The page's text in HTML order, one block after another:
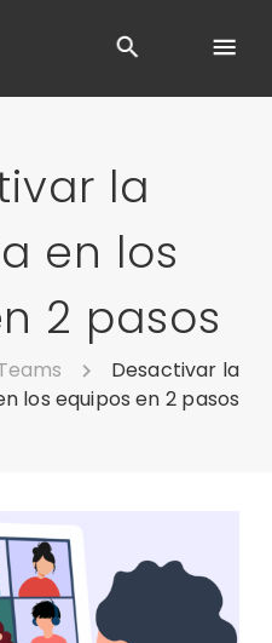
la
en los
2 pasos
Desactivar la
los equipos en 2 pasos